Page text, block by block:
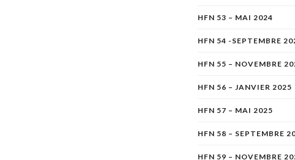
HFN 53 – MAI 2024
HFN 54 -SEPTEMBRE
HFN 55 – NOVEMBRE
HFN 56 – JANVIER 2025
HFN 57 – MAI 2025
HFN 58 – SEPTEMBRE
HFN 59 – NOVEMBRE